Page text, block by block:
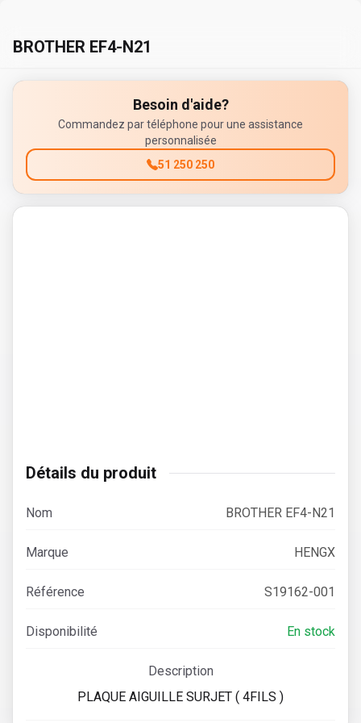
BROTHER EF4-N21
Besoin d'aide?
Commandez par téléphone pour une assistance
personnalisée
51 250 250
Détails du produit
Nom BROTHER EF4-N21
Marque HENGX
Référence S19162-001
Disponibilité En stock
Description
PLAQUE AIGUILLE SURJET ( 4FILS )